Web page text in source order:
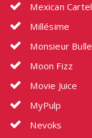
Mexican Cartel
Millésime
Monsieur Bulle
Moon Fizz
Movie Juice
MyPulp
Nevoks